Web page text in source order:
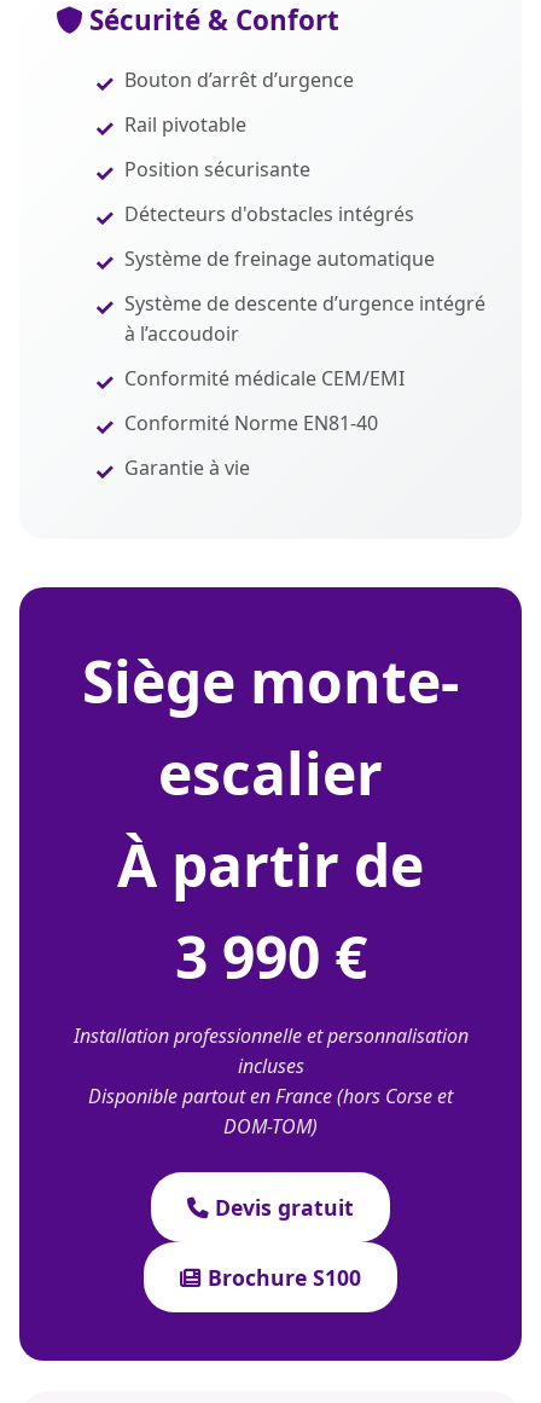
Sécurité & Confort
Bouton d’arrêt d’urgence
Rail pivotable
Position sécurisante
Détecteurs d'obstacles intégrés
Système de freinage automatique
Système de descente d’urgence intégré
à l’accoudoir
Conformité médicale CEM/EMI
Conformité Norme EN81-40
Garantie à vie
siège monte-
escalier
À partir de
3 990 €
Installation professionnelle et personnalisation
incluses
Disponible partout en France (hors Corse et
DOM-TOM)
Devis gratuit
Brochure S100